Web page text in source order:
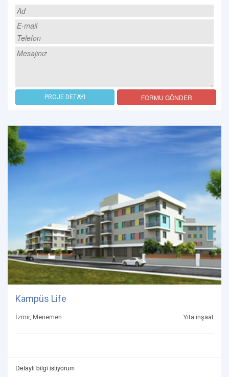
PROJE DETAYI FORMU GÖNDER
Kampüs Life
İzmir, Menemen Yita inşaat
Detaylı bilgi istiyorum